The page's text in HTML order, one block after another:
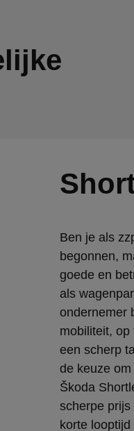
Ben je als
begonnen,
goede en
als
ondernemer
mobiliteit,
een scherp
de keuze
Škoda
scherpe
korte